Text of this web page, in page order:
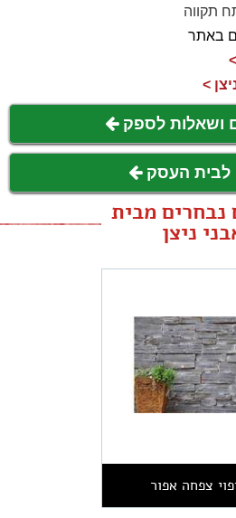
תקווה
באתר
>
ושאלות לספק
לבית העסק
נבחרים מבית
ניצן
צפחה אפור